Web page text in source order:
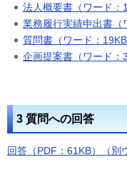
法人概要書（ワード：
業務履行実績申出書（
質問書（ワード：19KB
企画提案書（ワード：
3 質問への回答
回答（PDF：61KB）（別